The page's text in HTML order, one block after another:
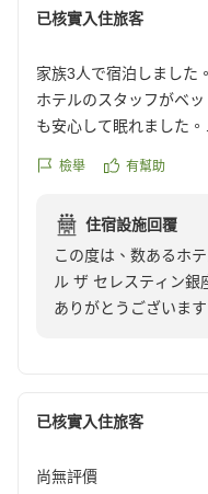
Casitaの中で和定食を
Casitaのみであり私
す。
しかしながら洗面ル
ができず、ご不便を
苦しく存じますが、
の度は、貴重なお声
とうございました。
今後もお客様おひと
が家」のようにおく
已核實入住旅客
家族3人で宿泊しました。
ホテルのスタッフがベ
も安心して眠れました。
さらに、東京観光には
時間を過ごせました。
また東京に来る際には
檢舉 有幫助
住宿設施回覆
この度は、数あるホ
ル ザ セレスティン銀
ありがとうございます
担当部門へ共有し、
また、当ホテルは最
已核實入住旅客
尚無評價